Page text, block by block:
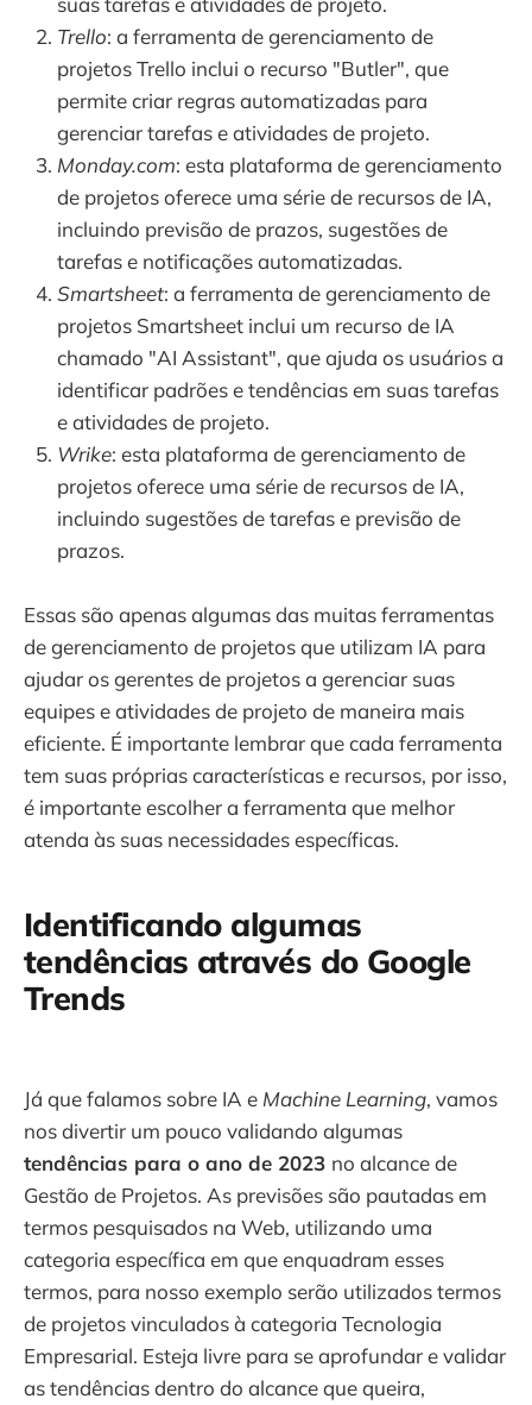
Trello: a ferramenta de gerenciamento de
projetos Trello inclui o recurso "Butler", que
permite criar regras automatizadas para
gerenciar tarefas e atividades de projeto.
Monday.com: esta plataforma de gerenciamento
de projetos oferece uma série de recursos de IA,
incluindo previsão de prazos, sugestões de
tarefas e notificações automatizadas.
Smartsheet: a ferramenta de gerenciamento de
projetos Smartsheet inclui um recurso de IA
chamado "AI Assistant", que ajuda os usuários a
identificar padrões e tendências em suas tarefas
e atividades de projeto.
Wrike: esta plataforma de gerenciamento de
projetos oferece uma série de recursos de IA,
incluindo sugestões de tarefas e previsão de
prazos.
Essas são apenas algumas das muitas ferramentas
de gerenciamento de projetos que utilizam IA para
ajudar os gerentes de projetos a gerenciar suas
equipes e atividades de projeto de maneira mais
eficiente. É importante lembrar que cada ferramenta
tem suas próprias características e recursos, por isso,
é importante escolher a ferramenta que melhor
atenda às suas necessidades específicas.
Identificando algumas
tendências através do Google
Trends
Já que falamos sobre IA e Machine Learning, vamos
nos divertir um pouco validando algumas
tendências para o ano de 2023 no alcance de
Gestão de Projetos. As previsões são pautadas em
termos pesquisados na Web, utilizando uma
categoria específica em que enquadram esses
termos, para nosso exemplo serão utilizados termos
de projetos vinculados à categoria Tecnologia
Empresarial. Esteja livre para se aprofundar e validar
as tendências dentro do alcance que queira,